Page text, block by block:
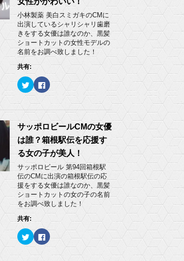
r
で
共
有
(
新
し
い
ウ
ィ
ン
ウ
で
開
き
ま
す
)
る
に
は
ク
リ
ッ
ク
し
て
く
だ
い
新
し
ウ
ィ
ン
ド
で
開
き
ま
す
)
小林製薬 美白スミガキのCMに
出演しているシャリシャリ歯磨
きをする女優は誰なのか、黒髪
ショートカットの女性モデルの
名前をお調べ致しました！
共有:
ク
リ
ッ
て
T
w
i
t
t
e
r
で
共
有
(
新
し
い
ウ
ン
ド
ウ
で
開
き
ま
F
a
c
o
k
で
共
有
す
る
に
は
ク
リ
ッ
ク
し
て
さ
い
新
し
い
サッポロビールCMの女優
は誰？箱根駅伝を応援す
る女の子が美人！
サッポロビール 第94回箱根駅
伝のCMに出演の箱根駅伝の応
援をする女優は誰なのか、黒髪
ショートカットの女の子の名前
をお調べ致しました！
共有:
ク
リ
ッ
F
a
c